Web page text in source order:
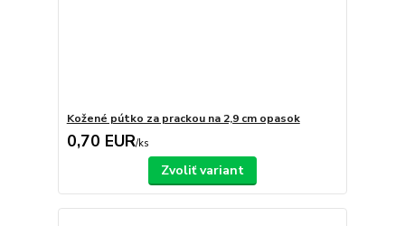
Kožené pútko za prackou na 2,9 cm opasok
0,70 EUR/ks
Zvoliť variant